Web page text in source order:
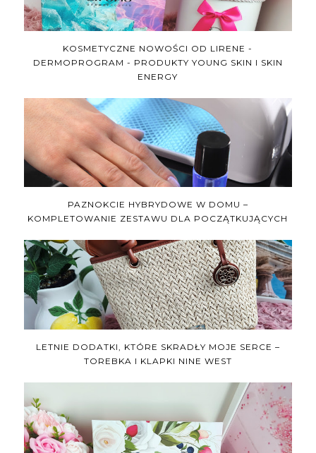
KOSMETYCZNE NOWOŚCI OD LIRENE -
DERMOPROGRAM - PRODUKTY YOUNG SKIN I SKIN
ENERGY
PAZNOKCIE HYBRYDOWE W DOMU –
KOMPLETOWANIE ZESTAWU DLA POCZĄTKUJĄCYCH
LETNIE DODATKI, KTÓRE SKRADŁY MOJE SERCE –
TOREBKA I KLAPKI NINE WEST